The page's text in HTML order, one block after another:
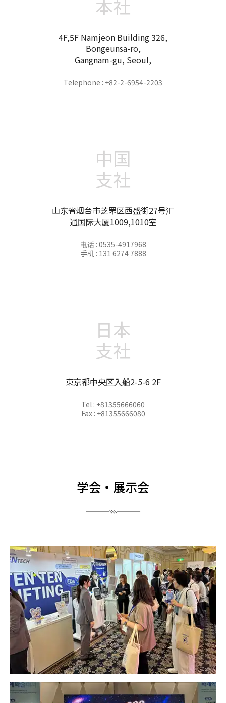
本社
4F,5F Namjeon Building 326,
Bongeunsa-ro,
Gangnam-gu, Seoul,
Telephone : +82-2-6954-2203
中国
支社
山东省烟台市芝罘区西盛街27号汇
通国际大厦1009,1010室
电话 : 0535-4917968
手机 : 131 6274 7888
日本
支社
東京都中央区入船2-5-6 2F
Tel : +81355666060
Fax : +81355666080
学会・展示会